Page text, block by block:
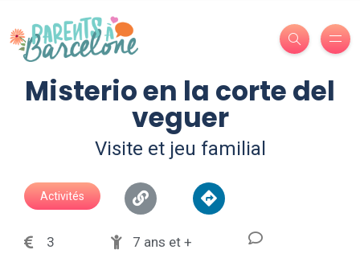
Misterio en la corte del
veguer
Visite et jeu familial
Activités
3 7 ans et +